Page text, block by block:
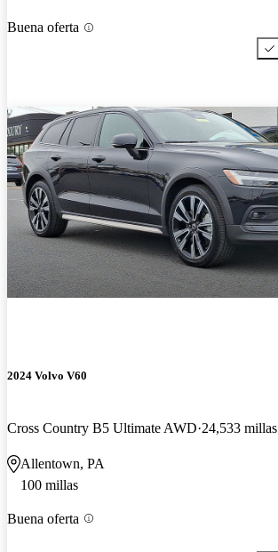
Buena oferta
2024 Volvo V60
Cross Country B5 Ultimate AWD 24,533 millas
Allentown, PA
100 millas
Buena oferta